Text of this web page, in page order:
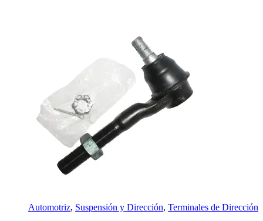
Automotriz, Suspensión y Dirección, Terminales de Dirección